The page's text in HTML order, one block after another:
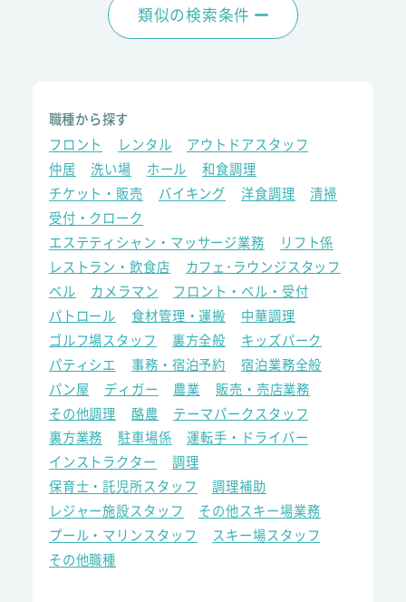
類似の検索条件
職種から探す
フロント
レンタル
アウトドアスタッフ
仲居
洗い場 ホール
和食調理
チケット・販売
バイキング 洋食調理
清掃
受付・クローク
エステティシャン・マッサージ業務
リフト係
レストラン・飲食店
カフェ･ラウンジスタッフ
ベル
カメラマン
フロント・ベル・受付
パトロール
食材管理・運搬
中華調理
ゴルフ場スタッフ
裏方全般
キッズパーク
パティシエ
事務・宿泊予約
宿泊業務全般
パン屋
ディガー 農業
販売・売店業務
その他調理
酪農
テーマパークスタッフ
裏方業務
駐車場係
運転手・ドライバー
インストラクター
調理
保育士・託児所スタッフ
調理補助
レジャー施設スタッフ
その他スキー場業務
プール・マリンスタッフ
スキー場スタッフ
その他職種